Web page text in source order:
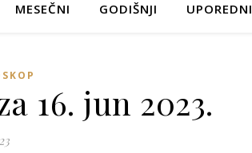
MESEČNI GODIŠNJI UPOREDNI
16. jun 2023.